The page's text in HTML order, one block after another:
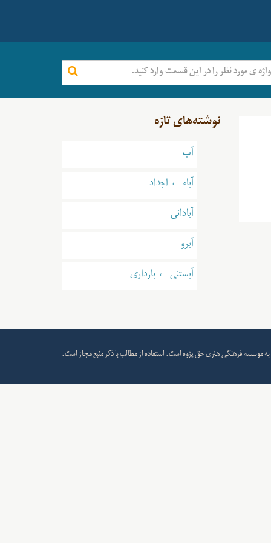
نوشته‌های تازه
آب
آباء ← اجداد
آبادانی
آبرو
آبستنی ← بارداری
موسسه فرهنگی هنری حق پژوه است. استفاده از مطالب با ذکر منبع مجاز است.